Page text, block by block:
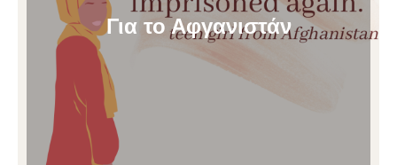
Για το Αφγανιστάν